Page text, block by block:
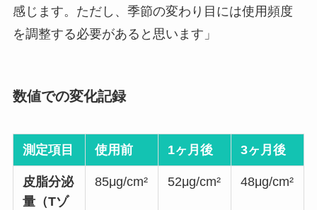
感じます。ただし、季節の変わり目には使用頻度
を調整する必要があると思います」
数値での変化記録
測定項目 使用前 1ヶ月後 3ヶ月後
皮脂分泌
量（Tゾ
85μg/cm² 52μg/cm² 48μg/cm²